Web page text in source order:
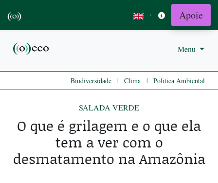
· Apoie
Menu
Biodiversidade | Clima | Politica Ambiental
SALADA VERDE
O que é grilagem e o que ela
tem a ver com o
desmatamento na Amazônia